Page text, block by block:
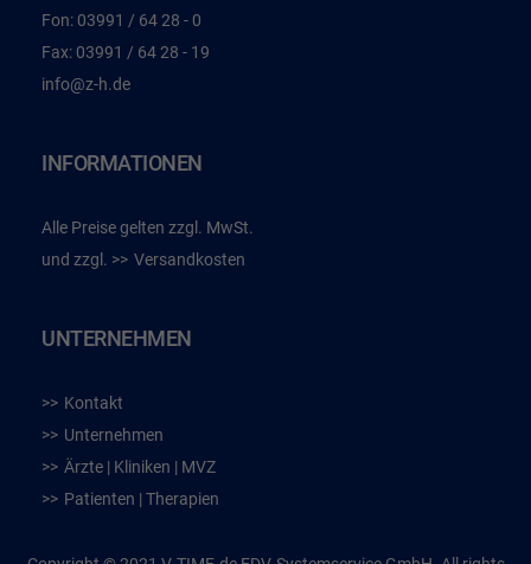
Fon: 03991 / 64 28 - 0
Fax: 03991 / 64 28 - 19
info@z-h.de
INFORMATIONEN
Alle Preise gelten zzgl. MwSt.
und zzgl.
Versandkosten
UNTERNEHMEN
Kontakt
Unternehmen
Ärzte | Kliniken | MVZ
Patienten | Therapien